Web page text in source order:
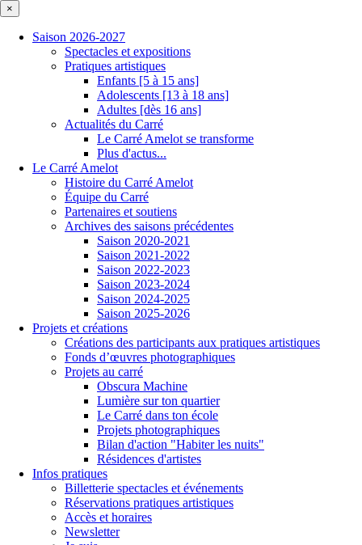
×
Saison 2026-2027
Spectacles et expositions
Pratiques artistiques
Enfants [5 à 15 ans]
Adolescents [13 à 18 ans]
Adultes [dès 16 ans]
Actualités du Carré
Le Carré Amelot se transforme
Plus d'actus...
Le Carré Amelot
Histoire du Carré Amelot
Équipe du Carré
Partenaires et soutiens
Archives des saisons précédentes
Saison 2020-2021
Saison 2021-2022
Saison 2022-2023
Saison 2023-2024
Saison 2024-2025
Saison 2025-2026
Projets et créations
Créations des participants aux pratiques artistiques
Fonds d’œuvres photographiques
Projets au carré
Obscura Machine
Lumière sur ton quartier
Le Carré dans ton école
Projets photographiques
Bilan d'action "Habiter les nuits"
Résidences d'artistes
Infos pratiques
Billetterie spectacles et événements
Réservations pratiques artistiques
Accès et horaires
Newsletter